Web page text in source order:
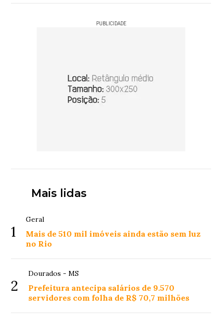
PUBLICIDADE
Mais lidas
1
Geral
Mais de 510 mil imóveis ainda estão sem luz
no Rio
2
Dourados - MS
Prefeitura antecipa salários de 9.570
servidores com folha de R$ 70,7 milhões